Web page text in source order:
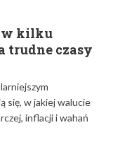
w kilku
trudne czasy
się, w jakiej walucie
inflacji i wahań